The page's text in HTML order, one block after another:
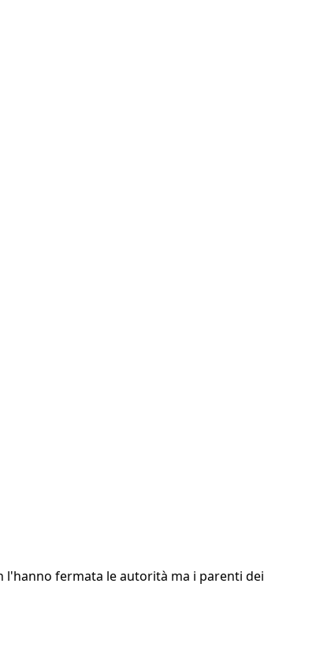
l'hanno fermata le autorità ma i parenti dei